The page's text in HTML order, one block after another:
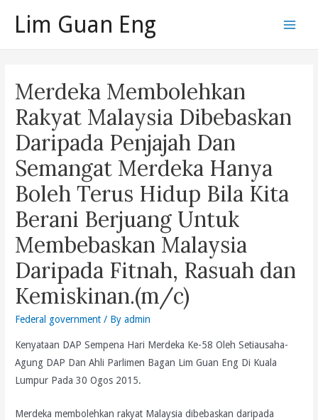
Lim Guan Eng
Merdeka Membolehkan
Rakyat Malaysia Dibebaskan
Daripada Penjajah Dan
Semangat Merdeka Hanya
Boleh Terus Hidup Bila Kita
Berani Berjuang Untuk
Membebaskan Malaysia
Daripada Fitnah, Rasuah dan
Kemiskinan.(m/c)
Federal government / Byadmin
Kenyataan DAP Sempena Hari Merdeka Ke-58 Oleh Setiausaha-
Agung DAP Dan Ahli Parlimen Bagan Lim Guan Eng Di Kuala
Lumpur Pada 30 Ogos 2015.
Merdeka membolehkan rakyat Malaysia dibebaskan daripada